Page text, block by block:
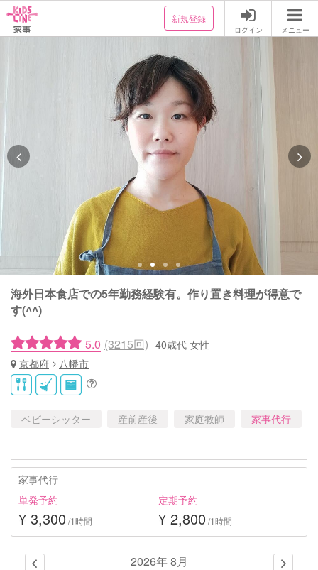
新規登録
ログイン メニュー
海外日本食店での5年勤務経験有。作り置き料理が得意で
す(^^)
5.0 (3215回) 40歳代 女性
京都府
八幡市
ベビーシッター 産前産後 家庭教師 家事代行
家事代行
単発予約
¥ 3,300 /1時間
定期予約
¥ 2,800 /1時間
2026年 8月